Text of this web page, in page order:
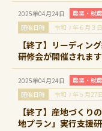
2025年04月24日
農業・就
開催日時
令和７年６月３日
【終了】リーディン
研修会が開催されます
2025年04月24日
農業・就
開催日時
令和７年５月27
【終了】産地づくり
地プラン」実行支援